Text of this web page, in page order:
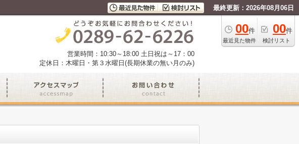
最終更新：2026年08月06日
00件
最近見た物件
00件
検討リスト
営業時間：10:30～18:00 土日祝は～17：00
定休日：木曜日・第３水曜日(長期休業の無い月のみ)